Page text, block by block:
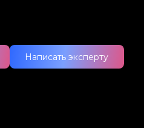
Написать эксперту